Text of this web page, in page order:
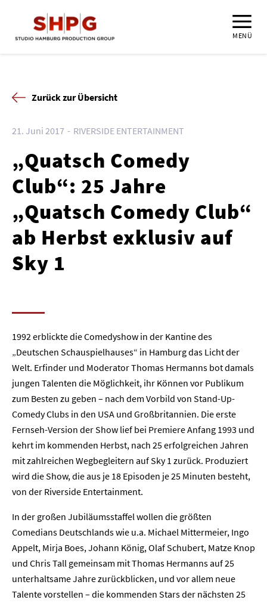
MENÜ
Zurück zur Übersicht
21. Juni 2017 RIVERSIDE ENTERTAINMENT
„Quatsch Comedy
Club“: 25 Jahre
„Quatsch Comedy Club“
ab Herbst exklusiv auf
Sky 1
1992 erblickte die Comedyshow in der Kantine des
„Deutschen Schauspielhauses“ in Hamburg das Licht der
Welt. Erfinder und Moderator Thomas Hermanns bot damals
jungen Talenten die Möglichkeit, ihr Können vor Publikum
zum Besten zu geben – nach dem Vorbild von Stand-Up-
Comedy Clubs in den USA und Großbritannien. Die erste
Fernseh-Version der Show lief bei Premiere Anfang 1993 und
kehrt im kommenden Herbst, nach 25 erfolgreichen Jahren
mit zahlreichen Wegbegleitern auf Sky 1 zurück. Produziert
wird die Show, die aus je 18 Episoden je 25 Minuten besteht,
von der Riverside Entertainment.
In der großen Jubiläumsstaffel wollen die größten
Comedians Deutschlands wie u.a. Michael Mittermeier, Ingo
Appelt, Mirja Boes, Johann König, Olaf Schubert, Matze Knop
und Chris Tall gemeinsam mit Thomas Hermanns auf 25
unterhaltsame Jahre zurückblicken, und vor allem neue
Talente vorstellen – die kommenden Stars der nächsten 25